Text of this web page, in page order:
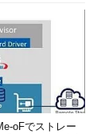
oFでストレー